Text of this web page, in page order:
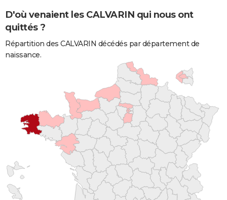
D'où venaient les CALVARIN qui nous ont
quittés ?
Répartition des CALVARIN décédés par département de
naissance.